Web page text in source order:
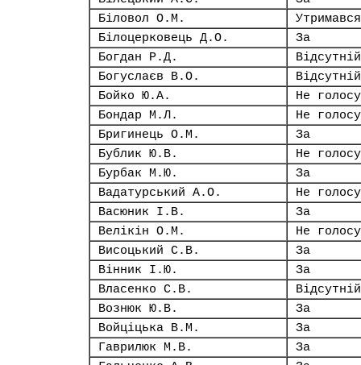
Біловол О.М.
Утримався
Білоцерковець Д.О.
За
Богдан Р.Д.
Відсутній
Богуслаєв В.О.
Відсутній
Бойко Ю.А.
Не
Бондар М.Л.
Не
Бригинець О.М.
За
Бублик Ю.В.
Не
Бурбак М.Ю.
За
Вадатурський А.О.
Не
Васюник І.В.
За
Велікін О.М.
Не
Висоцький С.В.
За
Вінник І.Ю.
За
Власенко С.В.
Відсутній
Вознюк Ю.В.
За
Войціцька В.М.
За
Гаврилюк М.В.
За